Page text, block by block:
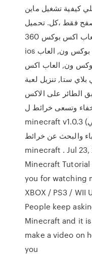
كيفية تشغيل ماين
فقط ،كل. تحميل
العاب اكس بوكس 360 download games xbox 360
ios مجانا . اكس بوكس ون, العاب xbox one, اكس
4, اكس بوكس ون, العاب اكس
في بلاي ستا, تنزيل لعبة
الطائر على الاكس
4, اكس إخفاء وتسعى خرائط ل
minecraft v1.0.3 وزارة الدفاع (شراء مجاني) apk
والبحث عن خرائط
minecraft . Jul
Minecraft Tutorial
you for watching
XBOX / PS3 / WII
People keep
Minecraft and it
make a video on
you